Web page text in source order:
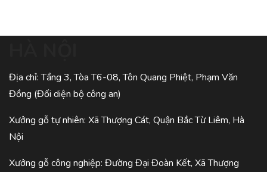
Địa chỉ: Tầng 3, Tòa T6-08, Tôn Quang Phiệt, Phạm Văn
Đồng (Đối diện bộ công an)
Xưởng gỗ tự nhiên: Xã Thượng Cát, Quận Bắc Từ Liêm, Hà
Nội
Xưởng gỗ công nghiệp: Đường Đại Đoàn Kết, Xã Thượng